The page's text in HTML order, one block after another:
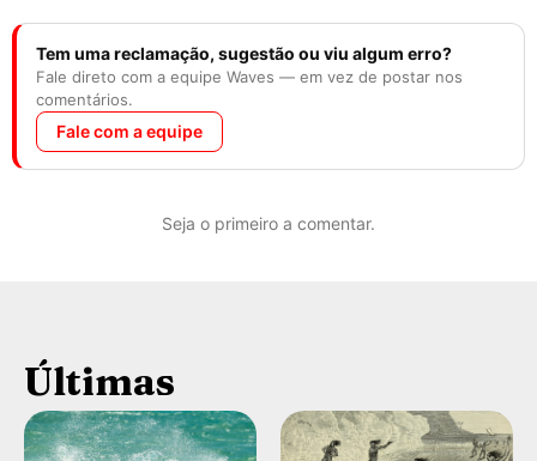
Tem uma reclamação, sugestão ou viu algum erro?
Fale direto com a equipe Waves — em vez de postar nos
comentários.
Fale com a equipe
Seja o primeiro a comentar.
Últimas